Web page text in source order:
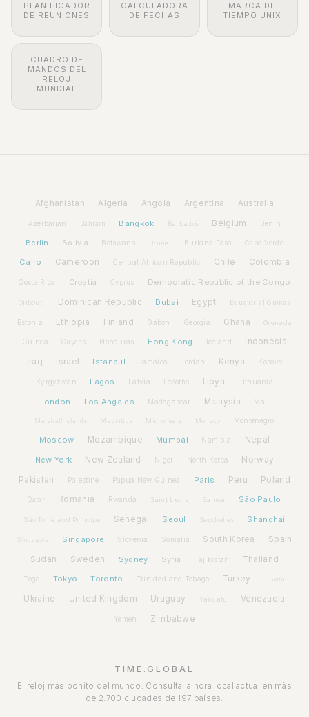
PLANIFICADOR
DE REUNIONES
CALCULADORA
DE FECHAS
MARCA DE
TIEMPO UNIX
CUADRO DE
MANDOS DEL
RELOJ
MUNDIAL
Afghanistan Algeria Angola Argentina Australia
Azerbaijan Bahrain Bangkok Barbados Belgium Benin
Berlin Bolivia Botswana Brunei Burkina Faso Cabo Verde
Cairo Cameroon Central African Republic Chile Colombia
Costa Rica Croatia Cyprus Democratic Republic of the Congo
Djibouti Dominican Republic Dubai Egypt Equatorial Guinea
Estonia Ethiopia Finland Gabon Georgia Ghana Grenada
Guinea Guyana Honduras Hong Kong Iceland Indonesia
Iraq Israel Istanbul Jamaica Jordan Kenya Kosovo
Kyrgyzstan Lagos Latvia Lesotho Libya Lithuania
London Los Angeles Madagascar Malaysia Mali
Marshall Islands Mauritius Micronesia Monaco Montenegro
Moscow Mozambique Mumbai Namibia Nepal
New York New Zealand Niger North Korea Norway
Pakistan Palestine Papua New Guinea Paris Peru Poland
Qatar Romania Rwanda Saint Lucia Samoa São Paulo
São Tomé and Príncipe Senegal Seoul Seychelles Shanghai
Singapore Slovenia Somalia South Korea Spain
Sudan Sweden Sydney Syria Tajikistan Thailand
Togo Tokyo Toronto Trinidad and Tobago Turkey Tuvalu
Ukraine United Kingdom Uruguay Vanuatu Venezuela
Yemen Zimbabwe
TIME.GLOBAL
El reloj más bonito del mundo. Consulta la hora local actual en más
de 2.700 ciudades de 197 países.